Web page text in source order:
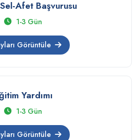
Afet Başvurusu
1-3 Gün
Görüntüle
Yardımı
1-3 Gün
Görüntüle